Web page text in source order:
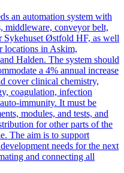
an automation system with
middleware, conveyor belt,
Sykehuset Østfold HF, as well
locations in Askim,
Halden. The system should
a 4% annual increase
cover clinical chemistry,
coagulation, infection
immunity. It must be
modules, and tests, and
for other parts of the
The aim is to support
needs for the next
and connecting all